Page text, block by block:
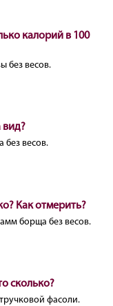
калорий в 100
без весов.
вид?
без весов.
Как отмерить?
борща без весов.
сколько?
фасоли.